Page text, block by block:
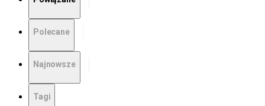
Polecane
Najnowsze
Tagi